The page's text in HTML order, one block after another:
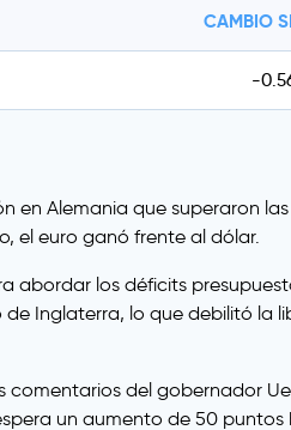
CAMBIO
-
en Alemania que superaron
el euro ganó frente al dólar.
abordar los déficits
Inglaterra, lo que debilitó la
comentarios del gobernador
un aumento de 50